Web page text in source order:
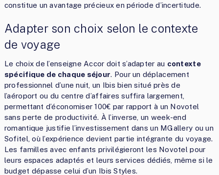
constitue un avantage précieux en période d’incertitude.
Adapter son choix selon le contexte
de voyage
Le choix de l’enseigne Accor doit s’adapter au contexte
spécifique de chaque séjour. Pour un déplacement
professionnel d’une nuit, un Ibis bien situé près de
l’aéroport ou du centre d’affaires suffira largement,
permettant d’économiser 100€ par rapport à un Novotel
sans perte de productivité. À l’inverse, un week-end
romantique justifie l’investissement dans un MGallery ou un
Sofitel, où l’expérience devient partie intégrante du voyage.
Les familles avec enfants privilégieront les Novotel pour
leurs espaces adaptés et leurs services dédiés, même si le
budget dépasse celui d’un Ibis Styles.